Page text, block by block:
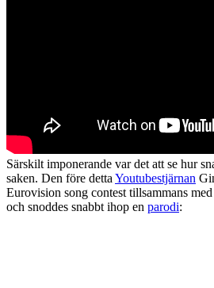
Särskilt imponerande var det att se hur
saken. Den före detta Youtubestjärnan
Eurovision song contest tillsammans
och snoddes snabbt ihop en parodi: